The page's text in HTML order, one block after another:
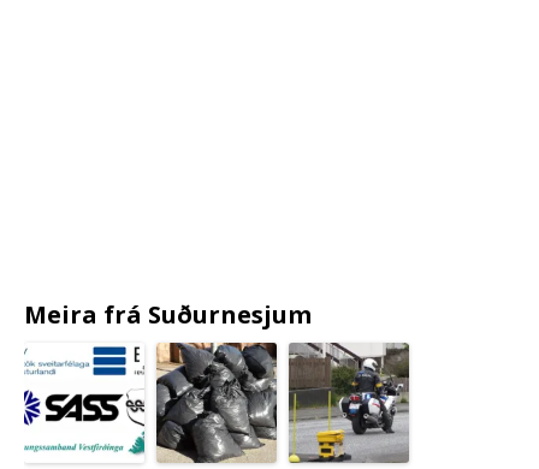
Meira frá Suðurnesjum